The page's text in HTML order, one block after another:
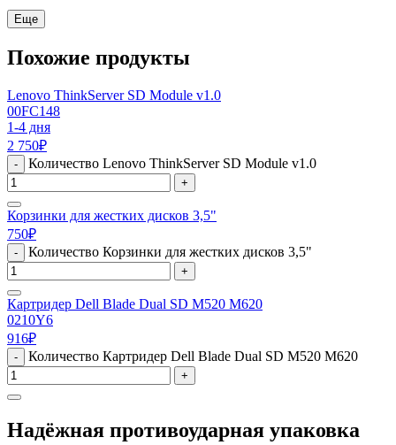
Еще
Похожие продукты
Lenovo ThinkServer SD Module v1.0
00FC148
1-4 дня
2 750₽
- Количество Lenovo ThinkServer SD Module v1.0
+
Корзинки для жестких дисков 3,5"
750₽
- Количество Корзинки для жестких дисков 3,5"
+
Картридер Dell Blade Dual SD M520 M620
0210Y6
916₽
- Количество Картридер Dell Blade Dual SD M520 M620
+
Надёжная противоударная упаковка